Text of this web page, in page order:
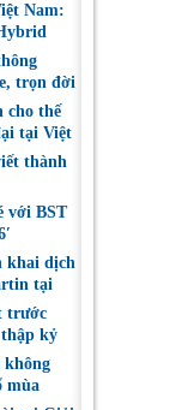
Nam:
trọn đời
cho thế
tại Việt
thành
với BST
khai dịch
tại
trước
thập kỷ
không
mùa